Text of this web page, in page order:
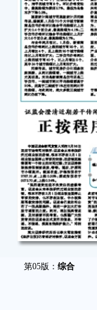
第05版： 综合